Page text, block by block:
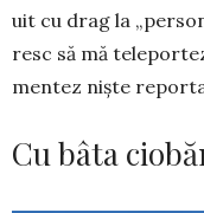
uit cu drag la
resc să mă
mentez niște
Cu bâta